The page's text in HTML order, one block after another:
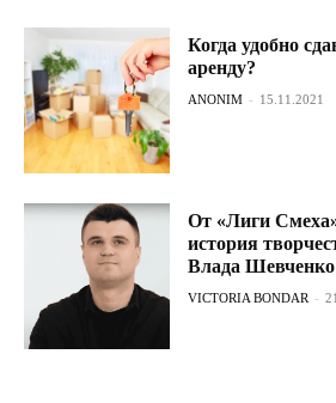
Когда удобно
аренду?
ANONIM - 15.11.2021
От «Лиги
история
Влада Шевченко
VICTORIA BONDAR -